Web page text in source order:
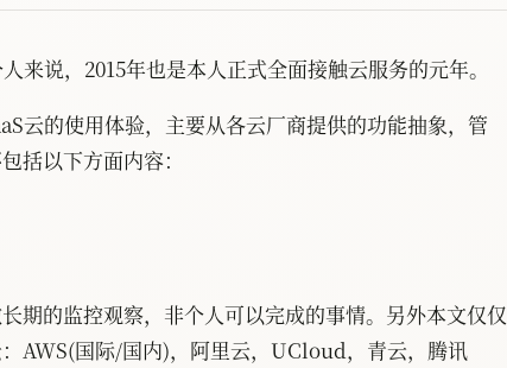
来说，2015年也是本人正式全面接触云服务的元年。
云的使用体验，主要从各云厂商提供的功能抽象，管
括以下方面内容：
期的监控观察，非个人可以完成的事情。另外本文仅仅
AWS(国际/国内)，阿里云，UCloud，青云，腾讯